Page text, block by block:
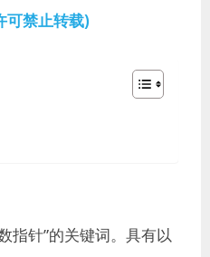
可禁止转载)
指针”的关键词。具有以